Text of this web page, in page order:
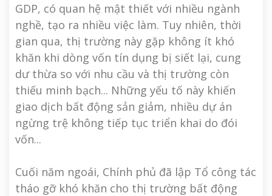
GDP, có quan hệ mật thiết với nhiều ngành
nghề, tạo ra nhiều việc làm. Tuy nhiên, thời
gian qua, thị trường này gặp không ít khó
khăn khi dòng vốn tín dụng bị siết lại, cung
dư thừa so với nhu cầu và thị trường còn
thiếu minh bạch... Những yếu tố này khiến
giao dịch bất động sản giảm, nhiều dự án
ngừng trệ không tiếp tục triển khai do đói
vốn...
Cuối năm ngoái, Chính phủ đã lập Tổ công tác
tháo gỡ khó khăn cho thị trường bất động